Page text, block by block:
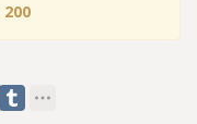
200